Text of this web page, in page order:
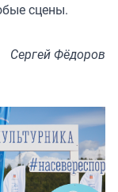
сцены.
Сергей Фёдоров